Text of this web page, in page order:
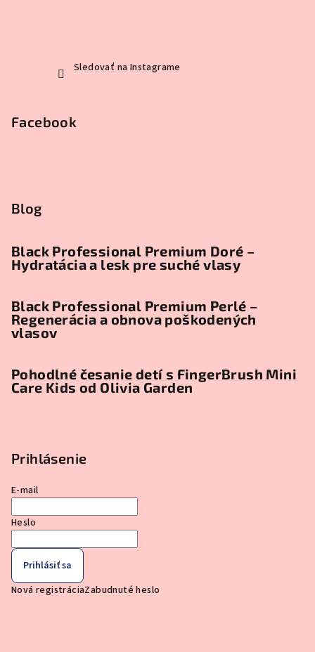
Sledovať na Instagrame
Facebook
Blog
Black Professional Premium Doré –
Hydratácia a lesk pre suché vlasy
Black Professional Premium Perlé –
Regenerácia a obnova poškodených
vlasov
Pohodlné česanie detí s FingerBrush Mini
Care Kids od Olivia Garden
Prihlásenie
E-mail
Heslo
Prihlásiť sa
Nová registráciaZabudnuté heslo